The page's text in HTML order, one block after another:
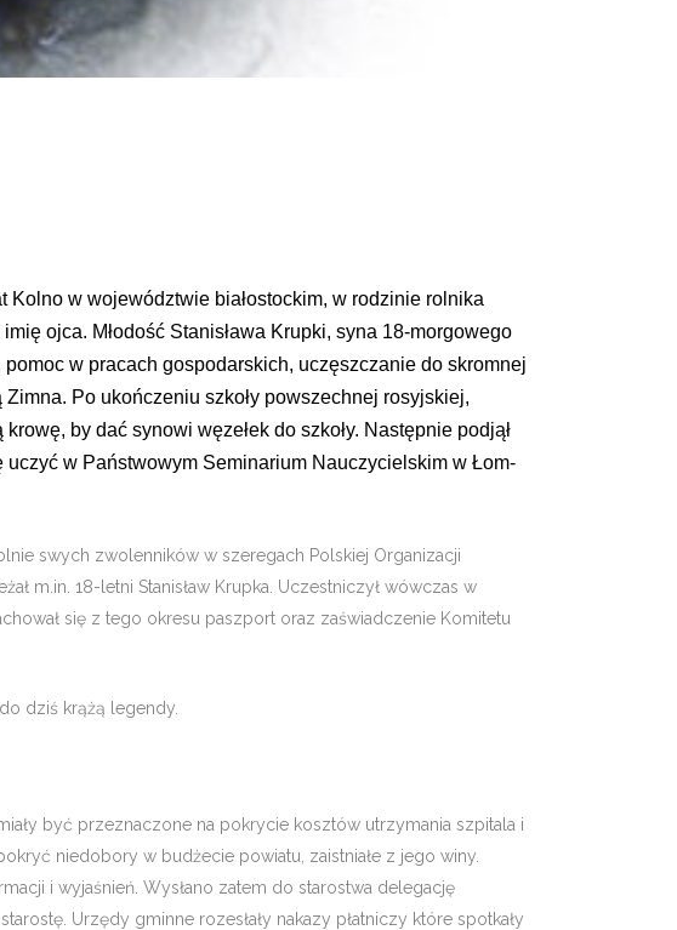
w województwie białostockim, w rodzi­nie rolnika
ojca. Młodość Stanisława Krupki, syna 18-morgowego
w pracach gospodarskich, uczęszczanie do skromnej
Po ukończeniu szkoły powszechnej ro­syjskiej,
by dać synowi węzełek do szkoły. Następnie podjął
uczyć w Pań­stwowym Seminarium Nauczycielskim w Łom­
swych zwolenników w szeregach Polskiej Organizacji
m.in. 18-letni Stanisław Krupka. Uczest­niczył wówczas w
się z tego okresu paszport oraz zaświadczenie Ko­mitetu
dziś krążą legendy.
być przeznaczone na po­krycie kosztów utrzymania szpitala i
niedobory w budżecie powiatu, za­istniałe z jego winy.
i wyjaś­nień. Wysłano zatem do starostwa delegację
Urzędy gminne rozesłały nakazy płatniczy które spotkały